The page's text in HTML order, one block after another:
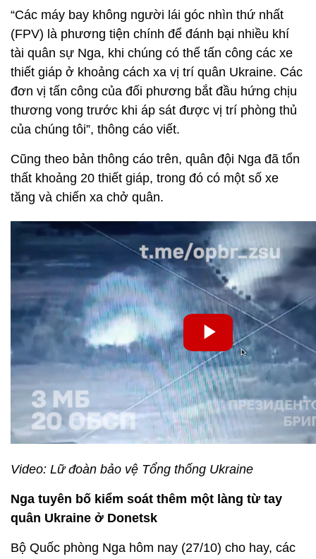
“Các máy bay không người lái góc nhìn thứ nhất
(FPV) là phương tiện chính để đánh bại nhiều khí
tài quân sự Nga, khi chúng có thể tấn công các xe
thiết giáp ở khoảng cách xa vị trí quân Ukraine. Các
đơn vị tấn công của đối phương bắt đầu hứng chịu
thương vong trước khi áp sát được vị trí phòng thủ
của chúng tôi”, thông cáo viết.
Cũng theo bản thông cáo trên, quân đội Nga đã tổn
thất khoảng 20 thiết giáp, trong đó có một số xe
tăng và chiến xa chở quân.
Video: Lữ đoàn bảo vệ Tổng thống Ukraine
Nga tuyên bố kiểm soát thêm một làng từ tay
quân Ukraine ở Donetsk
Bộ Quốc phòng Nga hôm nay (27/10) cho hay, các